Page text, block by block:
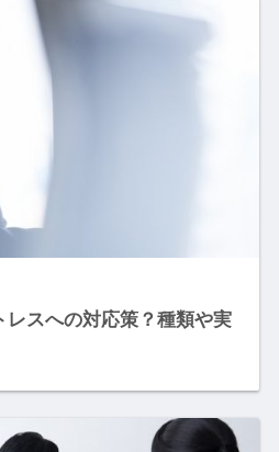
レスへの対応策？種類や実